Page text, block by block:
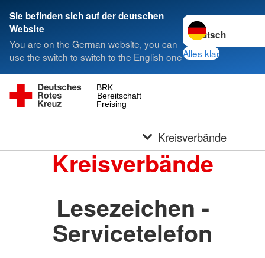
Sie befinden sich auf der deutschen
Website
You are on the German website, you can
use the switch to switch to the English one
Sprache wechseln
Alles klar
Freising
Bereitschaft
BRK
Kreisverbände
Kreisverbände
Lesezeichen -
Servicetelefon